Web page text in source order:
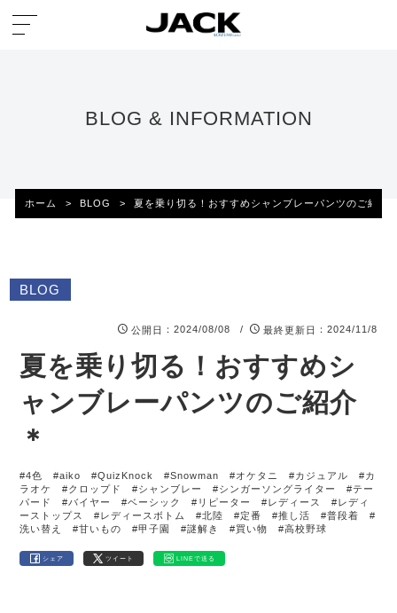
BLOG & INFORMATION
ホーム > BLOG > 夏を乗り切る！おすすめシャンブレーパンツのご紹介
BLOG
公開日 ：2024/08/08 / 最終更新日 ：2024/11/8
夏を乗り切る！おすすめシ
ャンブレーパンツのご紹介
＊
#4色 #aiko #QuizKnock #Snowman #オケタニ #カジュアル
#カ
ラオケ
#クロップド #シャンブレー #シンガーソングライター
#テー
パード
#バイヤー #ベーシック #リピーター #レディース
#レディ
ーストップス
#レディースボトム #北陸 #定番 #推し活 #普段着
#
洗い替え
#甘いもの #甲子園 #謎解き #買い物 #高校野球
シェア ツイート LINEで送る